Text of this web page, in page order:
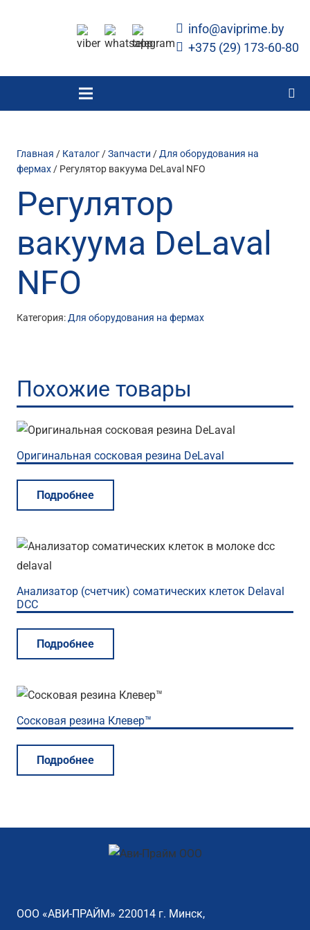
info@aviprime.by
+375 (29) 173-60-80
Главная / Каталог/Запчасти /Для оборудования на
фермах/ Регулятор вакуума DeLaval NFO
Регулятор
вакуума DeLaval
NFO
Категория:Для оборудования на фермах
Похожие товары
Оригинальная сосковая резина DeLaval
Подробнее
Анализатор (счетчик) соматических клеток Delaval
DCC
Подробнее
Сосковая резина Клевер™
Подробнее
ООО «АВИ-ПРАЙМ» 220014 г. Минск,